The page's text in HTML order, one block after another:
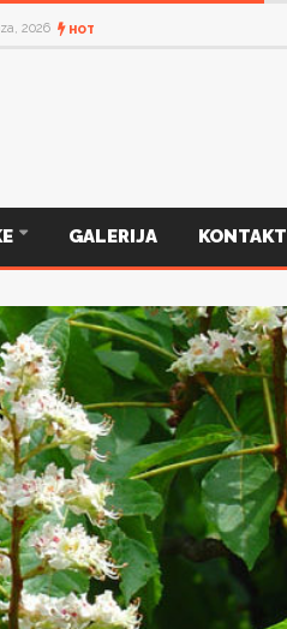
2026 HOT
GALERIJA KONTAKT